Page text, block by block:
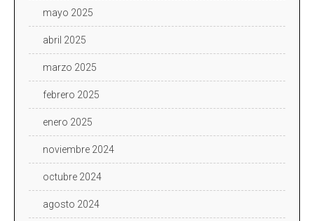
mayo 2025
abril 2025
marzo 2025
febrero 2025
enero 2025
noviembre 2024
octubre 2024
agosto 2024